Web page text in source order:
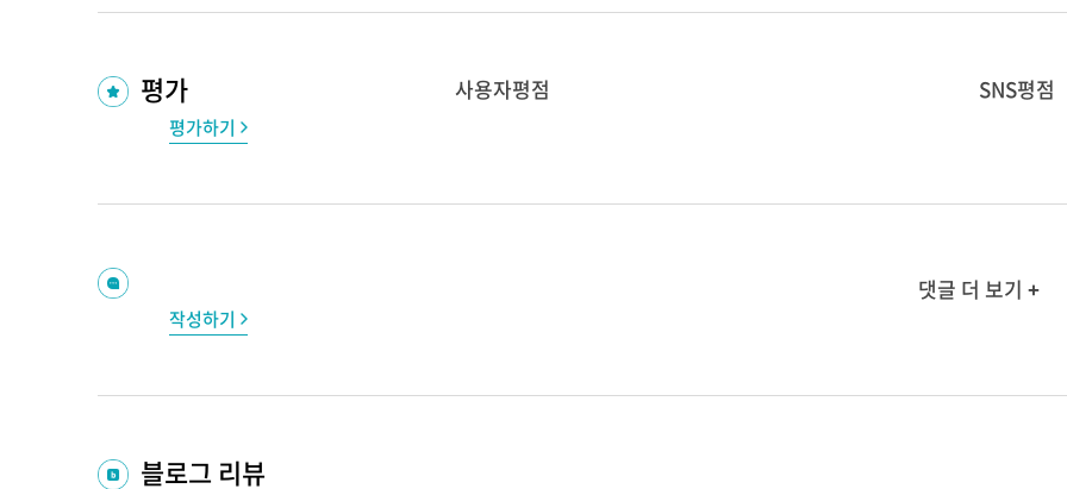
평가
평가하기
사용자평점 SNS평점
작성하기
댓글 더 보기 +
블로그 리뷰